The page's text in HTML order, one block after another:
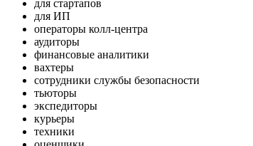
для стартапов
для ИП
операторы колл-центра
аудиторы
финансовые аналитики
вахтеры
сотрудники службы безопасности
тьюторы
экспедиторы
курьеры
техники